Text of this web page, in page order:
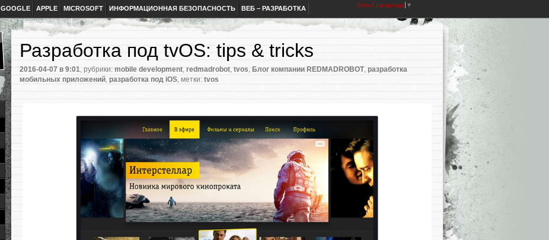
GOOGLE APPLE MICROSOFT ИНФОРМАЦИОННАЯ БЕЗОПАСНОСТЬ ВЕБ – РАЗРАБОТКА Select Language ▼
Разработка под tvOS: tips & tricks
2016-04-07 в 9:01, рубрики: mobile development, redmadrobot, tvos, Блог компании REDMADROBOT, разработка
мобильных приложений, разработка под iOS, метки: tvos